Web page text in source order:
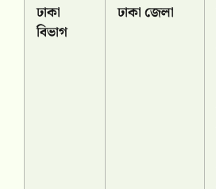
ঢাকা
বিভাগ
ঢাকা জেলা